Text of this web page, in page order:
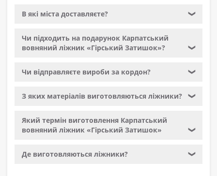
В які міста доставляєте? ❯
Чи підходить на подарунок Карпатський
вовняний ліжник «Гірський Затишок»?
❯
Чи відправляєте вироби за кордон? ❯
З яких матеріалів виготовляються ліжники? ❯
Який термін виготовлення Карпатський
вовняний ліжник «Гірський Затишок»
❯
Де виготовляються ліжники? ❯